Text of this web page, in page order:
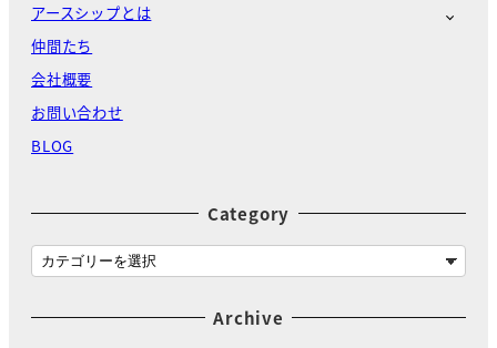
アースシップとは
仲間たち
会社概要
お問い合わせ
BLOG
Category
a
Archive